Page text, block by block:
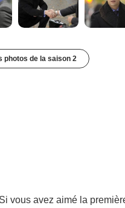
photos de la saison 2
vous avez aimé la